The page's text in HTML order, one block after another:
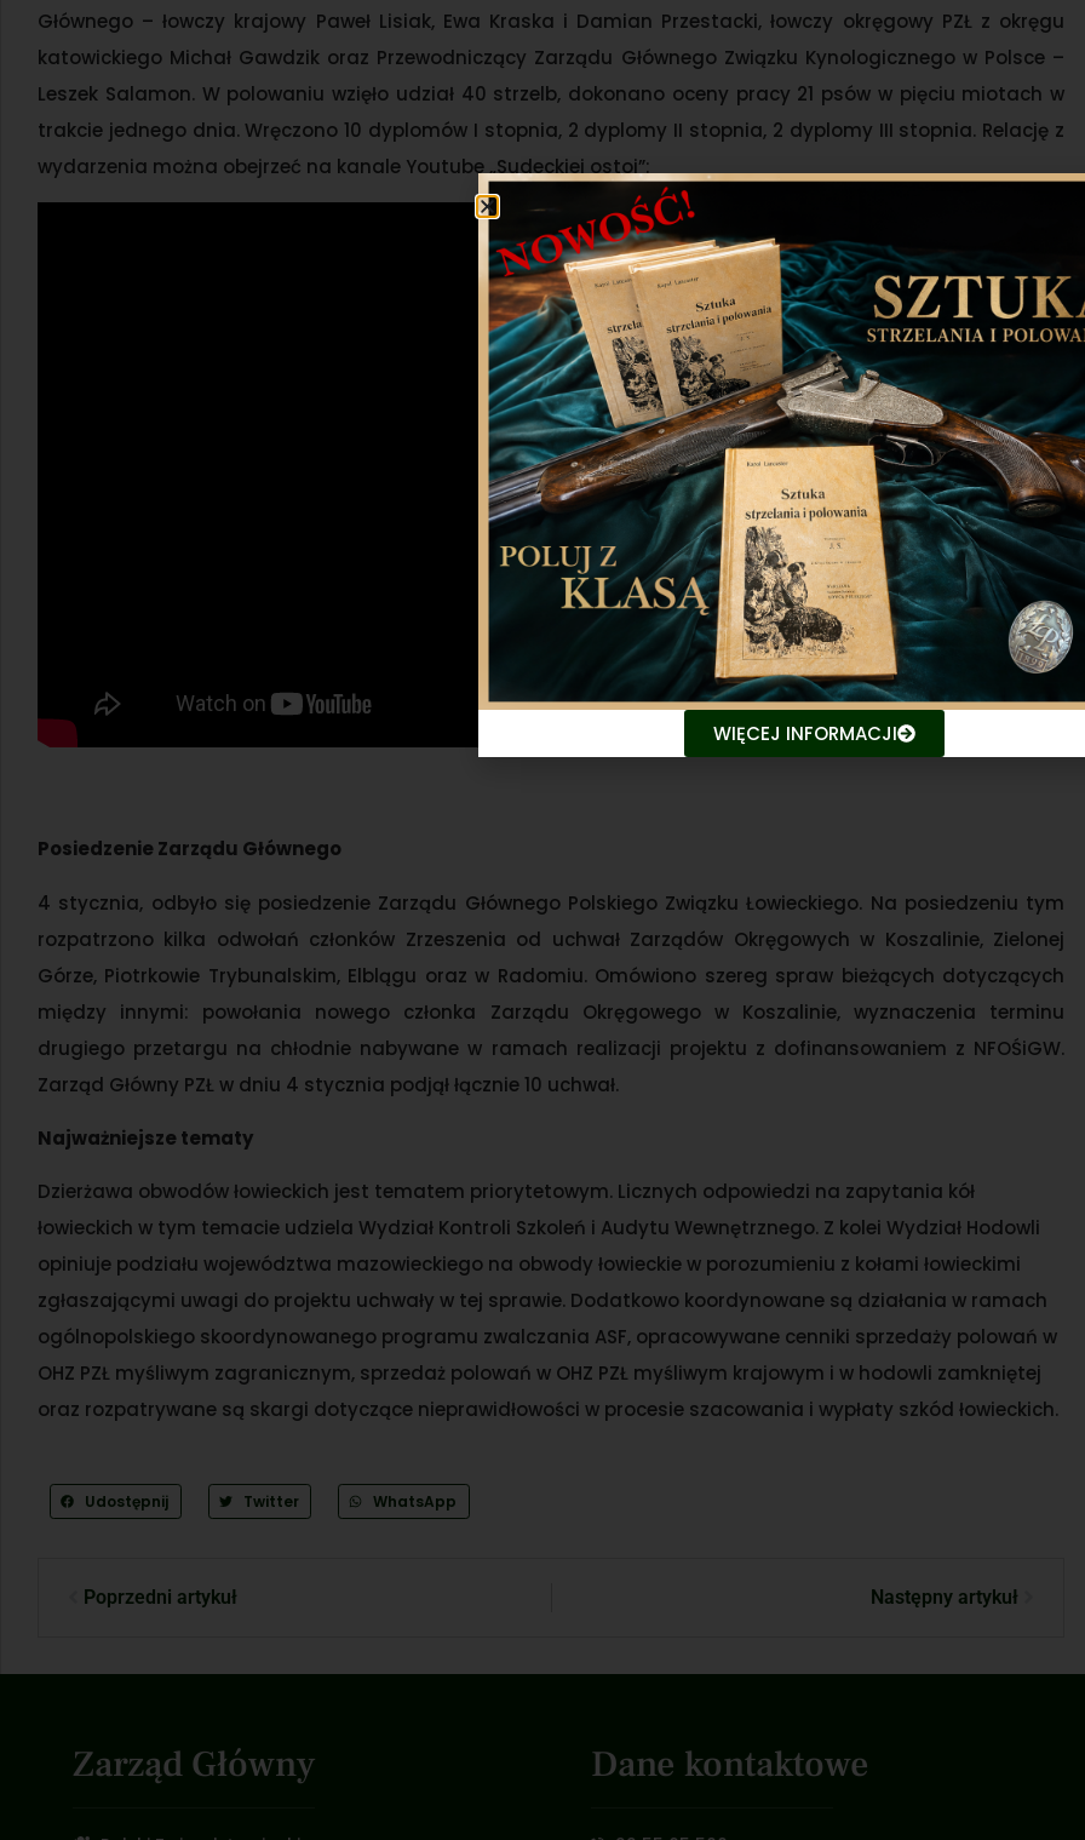
Głównego – łowczy krajowy Paweł Lisiak, Ewa Kraska i Damian Przestacki, łowczy okręgowy PZŁ z okręgu
katowickiego Michał Gawdzik oraz Przewodniczący Zarządu Głównego Związku Kynologicznego w Polsce –
Leszek Salamon. W polowaniu wzięło udział 40 strzelb, dokonano oceny pracy 21 psów w pięciu miotach w
trakcie jednego dnia. Wręczono 10 dyplomów I stopnia, 2 dyplomy II stopnia, 2 dyplomy III stopnia. Relację z
wydarzenia można obejrzeć na kanale Youtube „Sudeckiej ostoi”:
Posiedzenie Zarządu Głównego
4 stycznia, odbyło się posiedzenie Zarządu Głównego Polskiego Związku Łowieckiego. Na posiedzeniu tym
rozpatrzono kilka odwołań członków Zrzeszenia od uchwał Zarządów Okręgowych w Koszalinie, Zielonej
Górze, Piotrkowie Trybunalskim, Elblągu oraz w Radomiu. Omówiono szereg spraw bieżących dotyczących
między innymi: powołania nowego członka Zarządu Okręgowego w Koszalinie, wyznaczenia terminu
drugiego przetargu na chłodnie nabywane w ramach realizacji projektu z dofinansowaniem z NFOŚiGW.
Zarząd Główny PZŁ w dniu 4 stycznia podjął łącznie 10 uchwał.
Najważniejsze tematy
Dzierżawa obwodów łowieckich jest tematem priorytetowym. Licznych odpowiedzi na zapytania kół
łowieckich w tym temacie udziela Wydział Kontroli Szkoleń i Audytu Wewnętrznego. Z kolei Wydział Hodowli
opiniuje podziału województwa mazowieckiego na obwody łowieckie w porozumieniu z kołami łowieckimi
zgłaszającymi uwagi do projektu uchwały w tej sprawie. Dodatkowo koordynowane są działania w ramach
ogólnopolskiego skoordynowanego programu zwalczania ASF, opracowywane cenniki sprzedaży polowań w
OHZ PZŁ myśliwym zagranicznym, sprzedaż polowań w OHZ PZŁ myśliwym krajowym i w hodowli zamkniętej
oraz rozpatrywane są skargi dotyczące nieprawidłowości w procesie szacowania i wypłaty szkód łowieckich.
Udostępnij Twitter WhatsApp
Poprzedni artykuł Następny artykuł
Zarząd Główny Dane kontaktowe
WIĘCEJ INFORMACJI